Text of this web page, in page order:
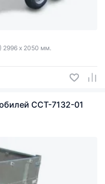
2996 х 2050 мм.
ССТ-7132-01